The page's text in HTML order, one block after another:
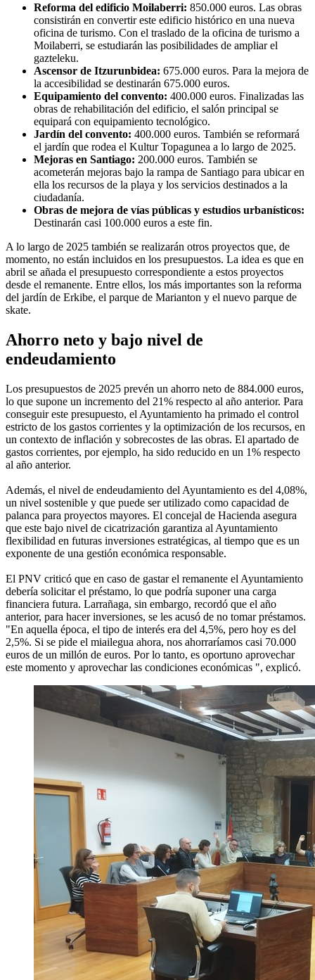
Reforma del edificio Moilaberri: 850.000 euros. Las obras
consistirán en convertir este edificio histórico en una nueva
oficina de turismo. Con el traslado de la oficina de turismo a
Moilaberri, se estudiarán las posibilidades de ampliar el
gazteleku.
Ascensor de Itzurunbidea: 675.000 euros. Para la mejora de
la accesibilidad se destinarán 675.000 euros.
Equipamiento del convento: 400.000 euros. Finalizadas las
obras de rehabilitación del edificio, el salón principal se
equipará con equipamiento tecnológico.
Jardín del convento: 400.000 euros. También se reformará
el jardín que rodea el Kultur Topagunea a lo largo de 2025.
Mejoras en Santiago: 200.000 euros. También se
acometerán mejoras bajo la rampa de Santiago para ubicar en
ella los recursos de la playa y los servicios destinados a la
ciudadanía.
Obras de mejora de vías públicas y estudios urbanísticos:
Destinarán casi 100.000 euros a este fin.
A lo largo de 2025 también se realizarán otros proyectos que, de
momento, no están incluidos en los presupuestos. La idea es que en
abril se añada el presupuesto correspondiente a estos proyectos
desde el remanente. Entre ellos, los más importantes son la reforma
del jardín de Erkibe, el parque de Marianton y el nuevo parque de
skate.
Ahorro neto y bajo nivel de
endeudamiento
Los presupuestos de 2025 prevén un ahorro neto de 884.000 euros,
lo que supone un incremento del 21% respecto al año anterior. Para
conseguir este presupuesto, el Ayuntamiento ha primado el control
estricto de los gastos corrientes y la optimización de los recursos, en
un contexto de inflación y sobrecostes de las obras. El apartado de
gastos corrientes, por ejemplo, ha sido reducido en un 1% respecto
al año anterior.
Además, el nivel de endeudamiento del Ayuntamiento es del 4,08%,
un nivel sostenible y que puede ser utilizado como capacidad de
palanca para proyectos mayores. El concejal de Hacienda asegura
que este bajo nivel de cicatrización garantiza al Ayuntamiento
flexibilidad en futuras inversiones estratégicas, al tiempo que es un
exponente de una gestión económica responsable.
El PNV criticó que en caso de gastar el remanente el Ayuntamiento
debería solicitar el préstamo, lo que podría suponer una carga
financiera futura. Larrañaga, sin embargo, recordó que el año
anterior, para hacer inversiones, se les acusó de no tomar préstamos.
"En aquella época, el tipo de interés era del 4,5%, pero hoy es del
2,5%. Si se pide el miailegua ahora, nos ahorraríamos casi 70.000
euros de un millón de euros. Por lo tanto, es oportuno aprovechar
este momento y aprovechar las condiciones económicas ", explicó.